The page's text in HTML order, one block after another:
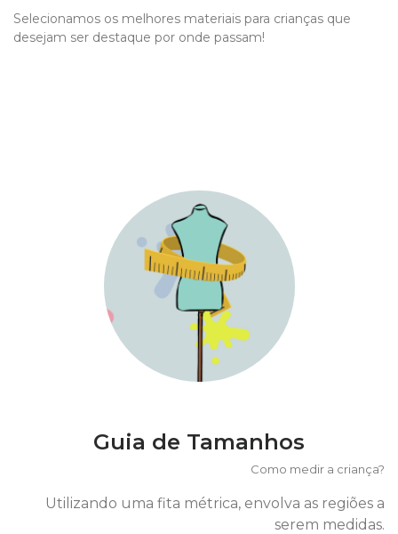
Selecionamos os melhores materiais para crianças que
desejam ser destaque por onde passam!
Guia de Tamanhos
Como medir a criança?
Utilizando uma fita métrica, envolva as regiões a
serem medidas.